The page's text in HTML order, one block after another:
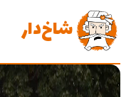
شاخ‌دار